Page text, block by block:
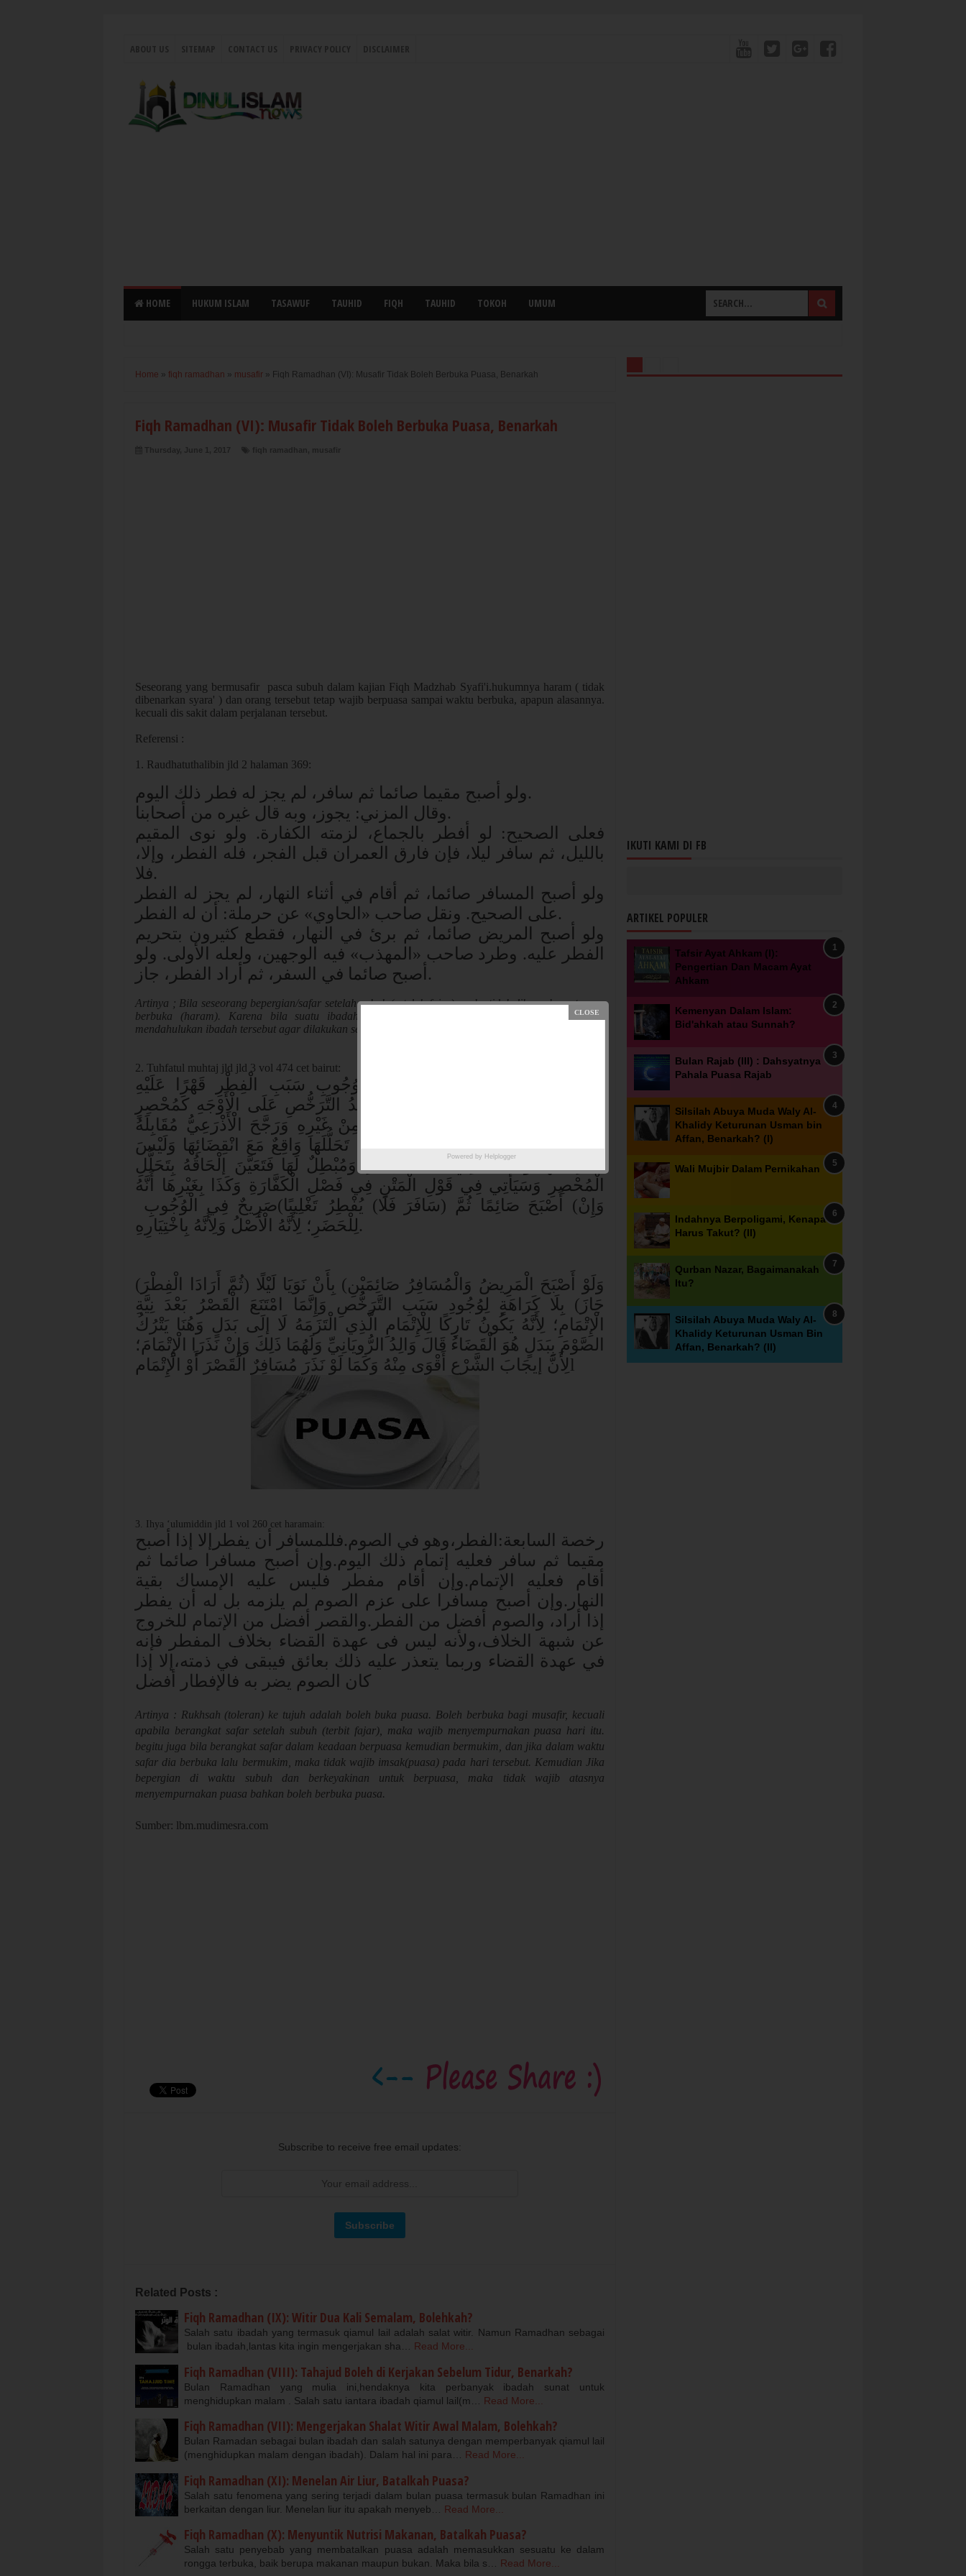
HOME HUKUM ISLAM TASAWUF TAUHID FIQH TAUHID TOKOH UMUM
Powered by Helplogger
Home » fiqh ramadhan » musafir » Fiqh Ramadhan (VI): Musafir Tidak Boleh Berbuka Puasa, Benarkah
Fiqh Ramadhan (VI): Musafir Tidak Boleh Berbuka Puasa, Benarkah
Seseorang yang bermusafir pasca subuh dalam kajian Fiqh Madzhab Syafi'i.hukumnya haram ( tidak
dibenarkan syara' ) dan orang tersebut tetap wajib berpuasa sampai waktu berbuka, apapun alasannya.
kecuali dis sakit dalam perjalanan tersebut.
Referensi :
1. Raudhatuthalibin jld 2 halaman 369:
ولو أصبح مقيما صائما ثم سافر، لم يجز له فطر ذلك اليوم.
وقال المزني: يجوز، وبه قال غيره من أصحابنا.
فعلى الصحيح: لو أفطر بالجماع، لزمته الكفارة. ولو نوى المقيم
بالليل، ثم سافر ليلا، فإن فارق العمران قبل الفجر، فله الفطر، وإلا،
فلا.
ولو أصبح المسافر صائما، ثم أقام في أثناء النهار، لم يجز له الفطر
على الصحيح. ونقل صاحب «الحاوي» عن حرملة: أن له الفطر.
ولو أصبح المريض صائما، ثم برئ في النهار، فقطع كثيرون بتحريم
الفطر عليه. وطرد صاحب «المهذب» فيه الوجهين، ولعله الأولى. ولو
أصبح صائما في السفر، ثم أراد الفطر، جاز .
Artinya ; Bila seseorang bepergian/safar setelah subuh (setelah fajar), maka tidak dibenarkan atasnya
berbuka (haram). Karena bila suatu ibadah berkumpul dalam hadir dan safar, maka kami
mendahulukan ibadah tersebut agar dilakukan secara aturan hadir.
2. Tuhfatul muhtaj jld jld 3 vol 474 cet bairut:
وَلَوْ أَصْبَحَ صَائِمًا فَمَرِضَ أَفْطَرَ) لِوُجُوبِ سَبَبِ الْفِطْرِ قَهْرًا عَلَيْهِ
وَيُشْتَرَطُ فِي حِلِّ الْفِطْرِ بِالْعُذْرِ قَصْدُ التَّرَخُّصِ عَلَى الْأَوْجَهِ كَمُحْصِرٍ
يُرِيدُ التَّحَلُّلَ وَلِيَتَمَيَّزَ الْفِطْرُ الْمُبَاحُ مِنْ غَيْرِهِ وَرَجَّحَ الْأَذْرَعِيُّ مُقَابِلَهُ
كَتَحَلُّلِ الصَّلَاةِ وَفِيهِ نَظَرٌ وَيُفَرَّقُ بِأَنَّ تَحَلُّلَهَا وَاقِعٌ مَعَ انْقِضَائِهَا وَلَيْسَ
مُبْطِلًا لَهَا وَمَا هُنَا فِي أَثْنَاءِ الْعِبَادَةِ وَمُبْطِلٌ لَهَا فَتَعَيَّنَ إلْحَاقُهُ بِتَحَلُّلِ
الْمُحْصِرِ وَسَيَأْتِي فِي قَوْلِ الْمَتْنِ فِي فَصْلِ الْكَفَّارَةِ وَكَذَا بِغَيْرِهَا أَنَّهُ
صَرِيحٌ فِي الْوُجُوبِ(وَإِنْ) أَصْبَحَ صَائِمًا ثُمَّ (سَافَرَ فَلَا) يُفْطِرُ تَغْلِيبًا
لِلْحَضَرِ؛ لِأَنَّهُ الْأَصْلُ وَلِأَنَّهُ بِاخْتِيَارِهِ.
( وَلَوْ أَصْبَحَ الْمَرِيضُ وَالْمُسَافِرُ صَائِمَيْنِ) بِأَنْ نَوَيَا لَيْلًا (ثُمَّ أَرَادَا الْفِطْرَ
جَازَ) بِلَا كَرَاهَةٍ لِوُجُودِ سَبَبِ التَّرَخُّصِ وَإِنَّمَا امْتَنَعَ الْقَصْرُ بَعْدَ نِيَّةِ
الْإِتْمَامِ؛ لِأَنَّهُ يَكُونُ تَارِكًا لِلْإِتْمَامِ الَّذِي الْتَزَمَهُ لَا إلَى بَدَلٍ وَهُنَا يَتْرُكُ
الصَّوْمَ بِبَدَلٍ هُوَ الْقَضَاءُ قَالَ وَالِدُ الرُّويَانِيِّ وَلَهُمَا ذَلِكَ وَإِنْ نَذَرَا الْإِتْمَامَ؛
لِأَنَّ إيجَابَ الشَّرْعِ أَقْوَى مِنْهُ وَكَمَا لَوْ نَذَرَ مُسَافِرٌ الْقَصْرَ أَوْ الْإِتْمَامl
3. Ihya ‘ulumiddin jld 1 vol 260 cet haramain:
رخصة السابعة:الفطر،وهو في الصوم.فللمسافر أن يفطرإلا إذا أصبح
مقيما ثم سافر فعليه إتمام ذلك اليوم.وإن أصبح مسافرا صائما ثم
أقام فعليه الإتمام.وإن أقام مفطر فليس عليه الإمساك بقية
النهار.وإن أصبح مسافرا على عزم الصوم لم يلزمه بل له أن يفطر
إذا أراد، والصوم أفضل من الفطر.والقصر أفضل من الإتمام للخروج
عن شبهة الخلاف،ولأنه ليس فى عهدة القضاء بخلاف المفطر فإنه
في عهدة القضاء وربما يتعذر عليه ذلك بعائق فيبقى في ذمته،إلا إذا
كان الصوم يضر به فالإفطار أفضل
Artinya : Rukhsah (toleran) ke tujuh adalah boleh buka puasa. Boleh berbuka bagi musafir, kecuali
apabila berangkat safar setelah subuh (terbit fajar), maka wajib menyempurnakan puasa hari itu.
begitu juga bila berangkat safar dalam keadaan berpuasa kemudian bermukim, dan jika dalam waktu
safar dia berbuka lalu bermukim, maka tidak wajib imsak(puasa) pada hari tersebut. Kemudian Jika
bepergian di waktu subuh dan berkeyakinan untuk berpuasa, maka tidak wajib atasnya
menyempurnakan puasa bahkan boleh berbuka puasa.
Sumber: lbm.mudimesra.com
Subscribe to receive free email updates:
Related Posts :
Fiqh Ramadhan (IX): Witir Dua Kali Semalam, Bolehkah?
Salah satu ibadah yang termasuk qiamul lail adalah salat witir. Namun Ramadhan sebagai
bulan ibadah,lantas kita ingin mengerjakan sha…
Read More...
Fiqh Ramadhan (VIII): Tahajud Boleh di Kerjakan Sebelum Tidur, Benarkah?
Bulan Ramadhan yang mulia ini,hendaknya kita perbanyak ibadah sunat untuk
menghidupkan malam . Salah satu iantara ibadah qiamul lail(m…
Read More...
Fiqh Ramadhan (VII): Mengerjakan Shalat Witir Awal Malam, Bolehkah?
Bulan Ramadan sebagai bulan ibadah dan salah satunya dengan memperbanyak qiamul lail
(menghidupkan malam dengan ibadah). Dalam hal ini para…
Read More...
Fiqh Ramadhan (XI): Menelan Air Liur, Batalkah Puasa?
Salah satu fenomena yang sering terjadi dalam bulan puasa termasuk bulan Ramadhan ini
berkaitan dengan liur. Menelan liur itu apakah menyeb…
Read More...
Fiqh Ramadhan (X): Menyuntik Nutrisi Makanan, Batalkah Puasa?
Salah satu penyebab yang membatalkan puasa adalah memasukkan sesuatu ke dalam
rongga terbuka, baik berupa makanan maupun bukan. Maka bila s…
Read More...
IKUTI KAMI DI FB
ARTIKEL POPULER
Tafsir Ayat Ahkam (I):
Pengertian Dan Macam Ayat
Ahkam
Kemenyan Dalam Islam:
Bid'ahkah atau Sunnah?
Bulan Rajab (III) : Dahsyatnya
Pahala Puasa Rajab
Silsilah Abuya Muda Waly Al-
Khalidy Keturunan Usman bin
Affan, Benarkah? (I)
Wali Mujbir Dalam Pernikahan
Indahnya Berpoligami, Kenapa
Harus Takut? (II)
Qurban Nazar, Bagaimanakah
Itu?
Silsilah Abuya Muda Waly Al-
Khalidy Keturunan Usman Bin
Affan, Benarkah? (II)